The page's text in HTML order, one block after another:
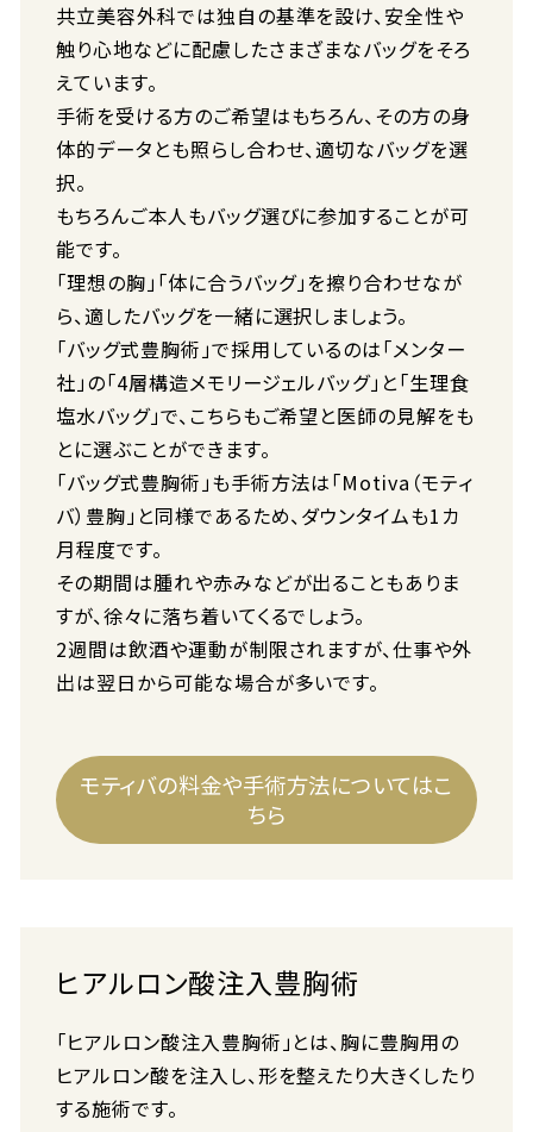
共立美容外科では独自の基準を設け、安全性や
触り心地などに配慮したさまざまなバッグをそろ
えています。
手術を受ける方のご希望はもちろん、その方の身
体的データとも照らし合わせ、適切なバッグを選
択。
もちろんご本人もバッグ選びに参加することが可
能です。
「理想の胸」「体に合うバッグ」を擦り合わせなが
ら、適したバッグを一緒に選択しましょう。
「バッグ式豊胸術」で採用しているのは「メンター
社」の「4層構造メモリージェルバッグ」と「生理食
塩水バッグ」で、こちらもご希望と医師の見解をも
とに選ぶことができます。
「バッグ式豊胸術」も手術方法は「Motiva（モティ
バ）豊胸」と同様であるため、ダウンタイムも1カ
月程度です。
その期間は腫れや赤みなどが出ることもありま
すが、徐々に落ち着いてくるでしょう。
2週間は飲酒や運動が制限されますが、仕事や外
出は翌日から可能な場合が多いです。
モティバの料金や手術方法についてはこ
ちら
ヒアルロン酸注入豊胸術
「ヒアルロン酸注入豊胸術」とは、胸に豊胸用の
ヒアルロン酸を注入し、形を整えたり大きくしたり
する施術です。